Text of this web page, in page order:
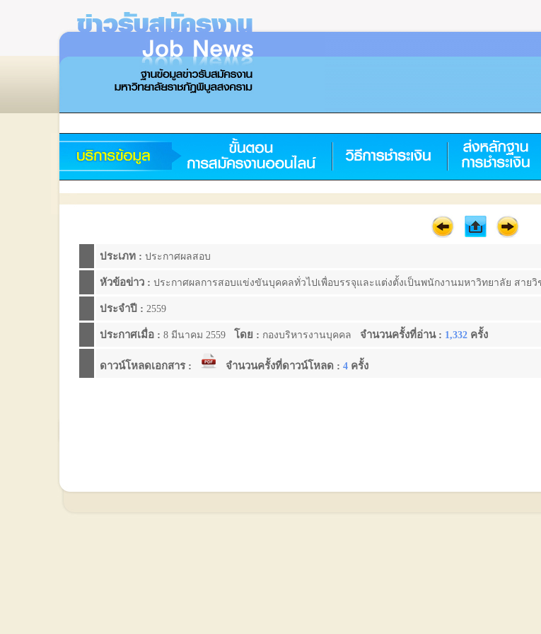
ประเภท : ประกาศผลสอบ
หัวข้อข่าว : ประกาศผลการสอบแข่งขันบุคคลทั่วไปเพื่อบรรจุและแต่งตั้งเป็นพนักงานมหาวิทยาลัย สาย
ประจำปี : 2559
ประกาศเมื่อ : 8 มีนาคม 2559 โดย : กองบริหารงานบุคคล จำนวนครั้งที่อ่าน : 1,332 ครั้ง
ดาวน์โหลดเอกสาร : จำนวนครั้งที่ดาวน์โหลด : 4 ครั้ง